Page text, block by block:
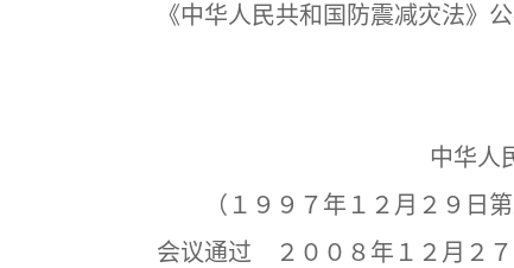
《中华人民共和国防震减灾法》
中华人
（１９９７年１２月２９日第
会议通过 ２００８年１２月２